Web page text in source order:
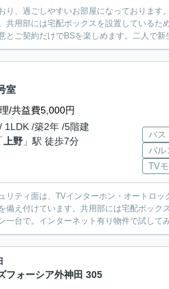
、過ごしやすいお部屋になっております
用部には宅配ボックスを設置しているた
ご契約だけでBSを楽しめます。二人で
室
/共益費5,000円
1LDK /築2年 /5階建
「 上野 」駅 徒歩7分
バス
バル
TV
ティ面は、TVインターホン・オートロッ
え付けています。共用部には宅配ボック
台で。インターネット有り物件で試して
フォーシア外神田 305